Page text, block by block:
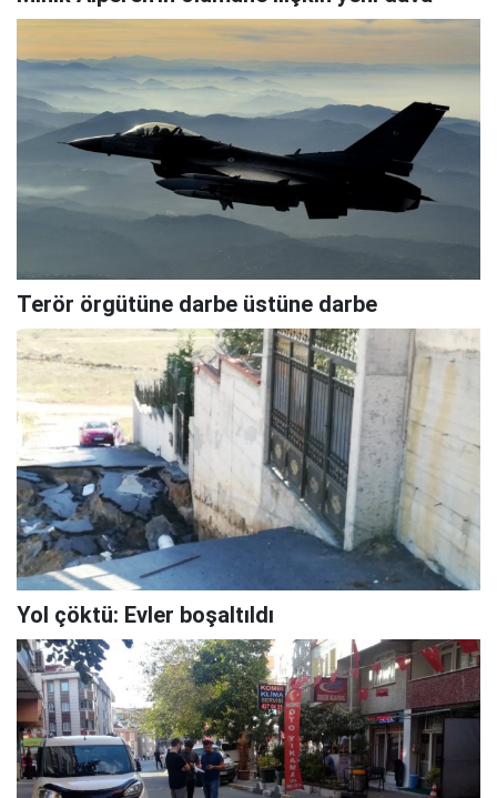
Terör örgütüne darbe üstüne darbe
Yol çöktü: Evler boşaltıldı